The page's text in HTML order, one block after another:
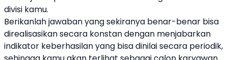
divisi kamu.
Berikanlah jawaban yang sekiranya benar-benar bisa
direalisasikan secara konstan dengan menjabarkan
indikator keberhasilan yang bisa dinilai secara periodik,